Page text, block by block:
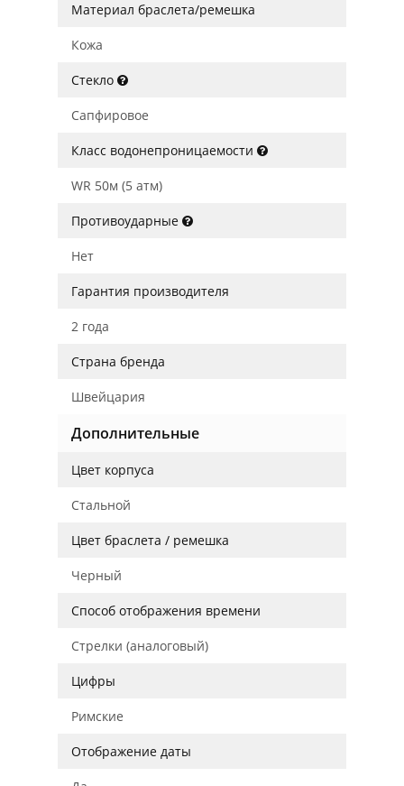
Материал браслета/ремешка
Кожа
Стекло
Сапфировое
Класс водонепроницаемости
WR 50м (5 атм)
Противоударные
Нет
Гарантия производителя
2 года
Страна бренда
Швейцария
Дополнительные
Цвет корпуса
Стальной
Цвет браслета / ремешка
Черный
Способ отображения времени
Стрелки (аналоговый)
Цифры
Римские
Отображение даты